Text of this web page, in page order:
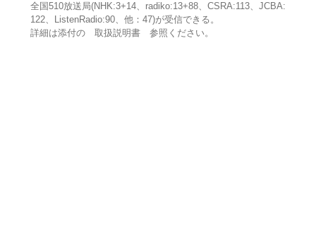
全国510放送局(NHK:3+14、radiko:13+88、CSRA:113、JCBA:
122、ListenRadio:90、他：47)が受信できる。
詳細は添付の 取扱説明書 参照ください。